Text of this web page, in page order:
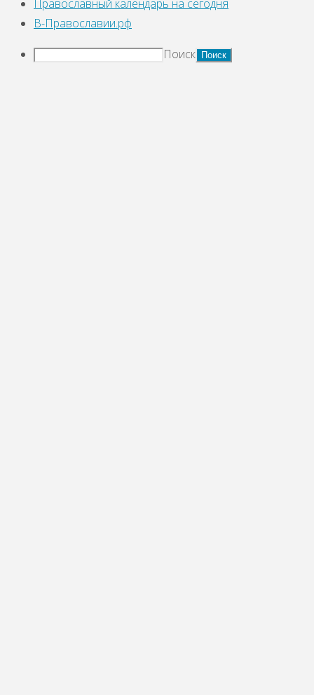
Православный календарь на сегодня
В-Православии.рф
Поиск